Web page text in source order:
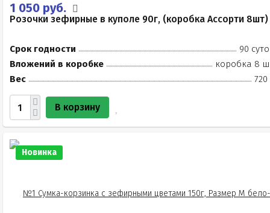
1 050 руб.
Розочки зефирные в куполе 90г, (коробка Ассорти 8шт)
Срок годности
90
Вложений в коробке
коробка 8
Вес
720
В корзину
Новинка